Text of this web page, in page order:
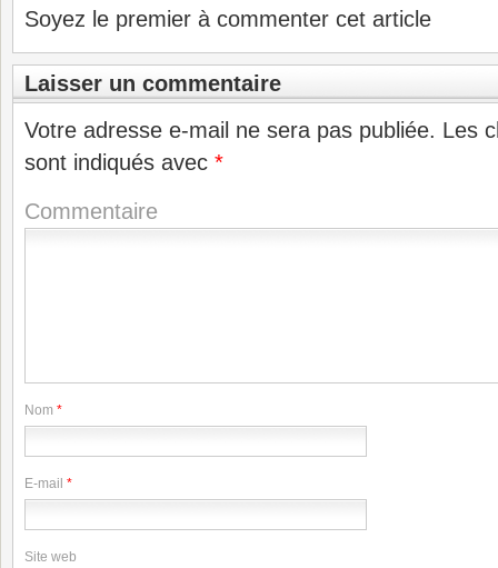
Soyez le premier à commenter cet article
Laisser un commentaire
Votre adresse e-mail ne sera pas publiée. Les
sont indiqués avec *
Commentaire
Nom *
E-mail *
Site web